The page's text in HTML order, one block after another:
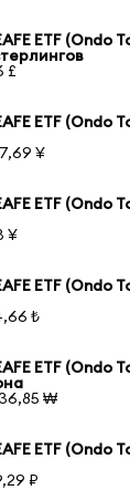
ETF (Ondo
£
ETF (Ondo
¥
ETF (Ondo
¥
ETF (Ondo
₺
ETF (Ondo
₩
ETF (Ondo
₽